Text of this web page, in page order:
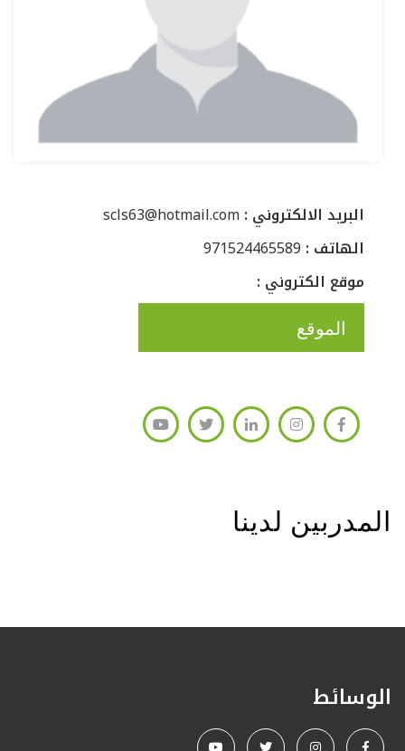
scls63@hotmail.com : البريد الالكتروني
971524465589 : الهاتف
: موقع الكتروني
الموقع
المدربين لدينا
الوسائط